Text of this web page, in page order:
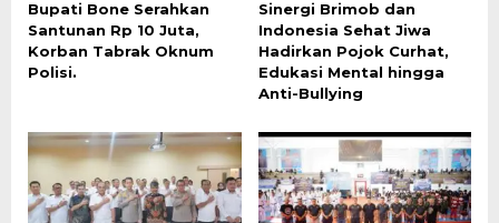
Bupati Bone Serahkan
Santunan Rp 10 Juta,
Korban Tabrak Oknum
Polisi.
Sinergi Brimob dan
Indonesia Sehat Jiwa
Hadirkan Pojok Curhat,
Edukasi Mental hingga
Anti-Bullying